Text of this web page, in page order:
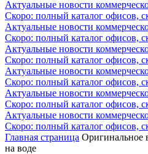
Актуальные новости
Скоро: полный каталог офисов,
Актуальные новости
Скоро: полный каталог офисов,
Актуальные новости
Скоро: полный каталог офисов,
Актуальные новости
Скоро: полный каталог офисов,
Актуальные новости
Скоро: полный каталог офисов,
Актуальные новости
Скоро: полный каталог офисов,
Главная страница Оригинальное
на воде